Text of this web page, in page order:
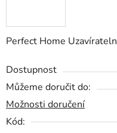
Perfect Home
Dostupnost
Můžeme doručit do:
Možnosti doručení
Kód: